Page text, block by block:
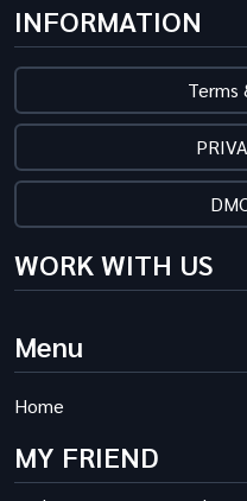
INFORMATION
Terms
WORK WITH US
Menu
Home
MY FRIEND